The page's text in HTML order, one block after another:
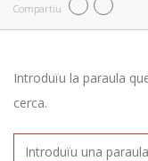
Compartiu
Introduïu la paraula
cerca.